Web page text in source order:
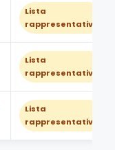
Lista
rappresentativa
Lista
rappresentativa
Lista
rappresentativa